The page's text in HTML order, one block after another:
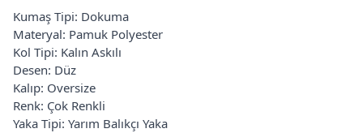
Kumaş Tipi: Dokuma
Materyal: Pamuk Polyester
Kol Tipi: Kalın Askılı
Desen: Düz
Kalıp: Oversize
Renk: Çok Renkli
Yaka Tipi: Yarım Balıkçı Yaka